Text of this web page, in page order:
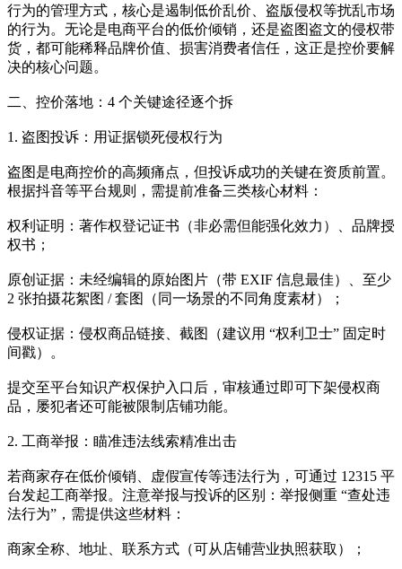
行为的管理方式，核心是遏制低价乱价、盗版侵权等扰乱市场
的行为。无论是电商平台的低价倾销，还是盗图盗文的侵权带
货，都可能稀释品牌价值、损害消费者信任，这正是控价要解
决的核心问题。
二、控价落地：4 个关键途径逐个拆
1. 盗图投诉：用证据锁死侵权行为
盗图是电商控价的高频痛点，但投诉成功的关键在资质前置。
根据抖音等平台规则，需提前准备三类核心材料：
权利证明：著作权登记证书（非必需但能强化效力）、品牌授
权书；
原创证据：未经编辑的原始图片（带 EXIF 信息最佳）、至少
2 张拍摄花絮图 / 套图（同一场景的不同角度素材）；
侵权证据：侵权商品链接、截图（建议用 “权利卫士” 固定时
间戳）。
提交至平台知识产权保护入口后，审核通过即可下架侵权商
品，屡犯者还可能被限制店铺功能。
2. 工商举报：瞄准违法线索精准出击
若商家存在低价倾销、虚假宣传等违法行为，可通过 12315 平
台发起工商举报。注意举报与投诉的区别：举报侧重 “查处违
法行为”，需提供这些材料：
商家全称、地址、联系方式（可从店铺营业执照获取）；